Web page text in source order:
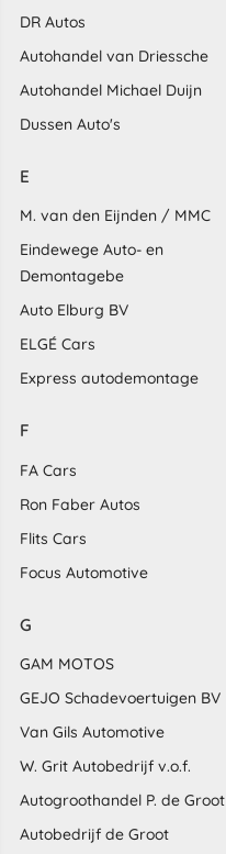
DR Autos
Autohandel van Driessche
Autohandel Michael Duijn
Dussen Auto's
E
M. van den Eijnden / MMC
Eindewege Auto- en
Demontagebe
Auto Elburg BV
ELGÉ Cars
Express autodemontage
F
FA Cars
Ron Faber Autos
Flits Cars
Focus Automotive
G
GAM MOTOS
GEJO Schadevoertuigen BV
Van Gils Automotive
W. Grit Autobedrijf v.o.f.
Autogroothandel P. de Groot
Autobedrijf de Groot